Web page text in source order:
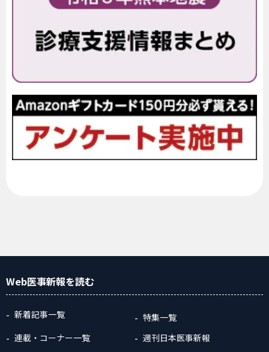
Web医事新報を読む
新着記事一覧
特集一覧
連載・コーナー一覧
週刊日本医事新報